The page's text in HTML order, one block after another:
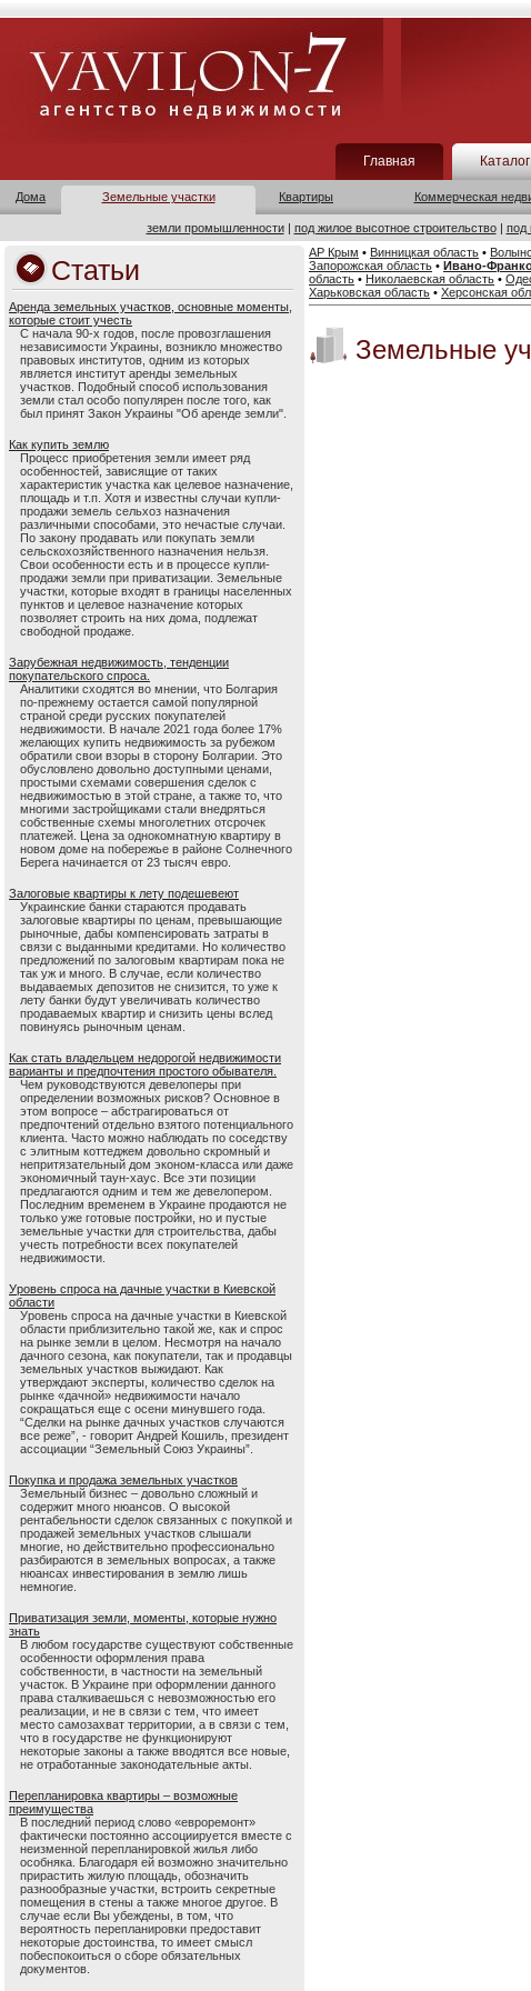
Главная
Дома Земельные участки Квартиры Коммерческая
земли промышленности| под жилое высотное строительство| под
Статьи
Аренда земельных участков, основные моменты,
которые стоит учесть
С начала 90-х годов, после провозглашения
независимости Украины, возникло множество
правовых институтов, одним из которых
является институт аренды земельных
участков. Подобный способ использования
земли стал особо популярен после того, как
был принят Закон Украины "Об аренде земли".
Как купить землю
Процесс приобретения земли имеет ряд
особенностей, зависящие от таких
характеристик участка как целевое назначение,
площадь и т.п. Хотя и известны случаи купли-
продажи земель сельхоз назначения
различными способами, это нечастые случаи.
По закону продавать или покупать земли
сельскохозяйственного назначения нельзя.
Свои особенности есть и в процессе купли-
продажи земли при приватизации. Земельные
участки, которые входят в границы населенных
пунктов и целевое назначение которых
позволяет строить на них дома, подлежат
свободной продаже.
Зарубежная недвижимость, тенденции
покупательского спроса.
Аналитики сходятся во мнении, что Болгария
по-прежнему остается самой популярной
страной среди русских покупателей
недвижимости. В начале 2021 года более 17%
желающих купить недвижимость за рубежом
обратили свои взоры в сторону Болгарии. Это
обусловлено довольно доступными ценами,
простыми схемами совершения сделок с
недвижимостью в этой стране, а также то, что
многими застройщиками стали внедряться
собственные схемы многолетних отсрочек
платежей. Цена за однокомнатную квартиру в
новом доме на побережье в районе Солнечного
Берега начинается от 23 тысяч евро.
Залоговые квартиры к лету подешевеют
Украинские банки стараются продавать
залоговые квартиры по ценам, превышающие
рыночные, дабы компенсировать затраты в
связи с выданными кредитами. Но количество
предложений по залоговым квартирам пока не
так уж и много. В случае, если количество
выдаваемых депозитов не снизится, то уже к
лету банки будут увеличивать количество
продаваемых квартир и снизить цены вслед
повинуясь рыночным ценам.
Как стать владельцем недорогой недвижимости
варианты и предпочтения простого обывателя.
Чем руководствуются девелоперы при
определении возможных рисков? Основное в
этом вопросе – абстрагироваться от
предпочтений отдельно взятого потенциального
клиента. Часто можно наблюдать по соседству
с элитным коттеджем довольно скромный и
непритязательный дом эконом-класса или даже
экономичный таун-хаус. Все эти позиции
предлагаются одним и тем же девелопером.
Последним временем в Украине продаются не
только уже готовые постройки, но и пустые
земельные участки для строительства, дабы
учесть потребности всех покупателей
недвижимости.
Уровень спроса на дачные участки в Киевской
области
Уровень спроса на дачные участки в Киевской
области приблизительно такой же, как и спрос
на рынке земли в целом. Несмотря на начало
дачного сезона, как покупатели, так и продавцы
земельных участков выжидают. Как
утверждают эксперты, количество сделок на
рынке «дачной» недвижимости начало
сокращаться еще с осени минувшего года.
“Сделки на рынке дачных участков случаются
все реже”, - говорит Андрей Кошиль, президент
ассоциации “Земельный Союз Украины”.
Покупка и продажа земельных участков
Земельный бизнес – довольно сложный и
содержит много нюансов. О высокой
рентабельности сделок связанных с покупкой и
продажей земельных участков слышали
многие, но действительно профессионально
разбираются в земельных вопросах, а также
нюансах инвестирования в землю лишь
немногие.
Приватизация земли, моменты, которые нужно
знать
В любом государстве существуют собственные
особенности оформления права
собственности, в частности на земельный
участок. В Украине при оформлении данного
права сталкиваешься с невозможностью его
реализации, и не в связи с тем, что имеет
место самозахват территории, а в связи с тем,
что в государстве не функционируют
некоторые законы а также вводятся все новые,
не отработанные законодательные акты.
Перепланировка квартиры – возможные
преимущества
В последний период слово «евроремонт»
фактически постоянно ассоциируется вместе с
неизменной перепланировкой жилья либо
особняка. Благодаря ей возможно значительно
прирастить жилую площадь, обозначить
разнообразные участки, встроить секретные
помещения в стены а также многое другое. В
случае если Вы убеждены, в том, что
вероятность перепланировки предоставит
некоторые достоинства, то имеет смысл
побеспокоиться о сборе обязательных
документов.
АР Крым • Винницкая область •
Запорожская область • Ивано-
область • Николаевская область •
Харьковская область • Херсонская
Земельные